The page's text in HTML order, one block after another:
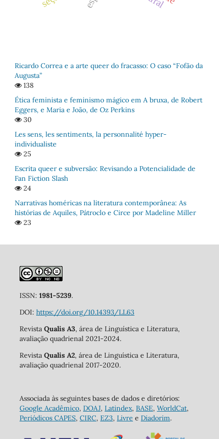
Ricardo Correa e a arte queer do fracasso: O caso “Fofão da
Augusta”
138
Ética feminista e feminismo mágico em A bruxa, de Robert
Eggers, e Maria e João, de Oz Perkins
30
Les sens, les sentiments, la personnalité hyper-
individualiste
25
Escrita queer e subversão: Revisando a Potencialidade de
Fan Fiction Slash
24
Narrativas homéricas na literatura contemporânea: As
histórias de Aquiles, Pátroclo e Circe por Madeline Miller
23
ISSN: 1981-5239.
DOI: https://doi.org/10.14393/LL63
Revista Qualis A3, área de Linguística e Literatura,
avaliação quadrienal 2021-2024.
Revista Qualis A2, área de Linguística e Literatura,
avaliação quadrienal 2017-2020.
Associada às seguintes bases de dados e diretórios:
Google Acadêmico, DOAJ, Latindex, BASE, WorldCat,
Periódicos CAPES, CIRC, EZ3, Livre e Diadorim.